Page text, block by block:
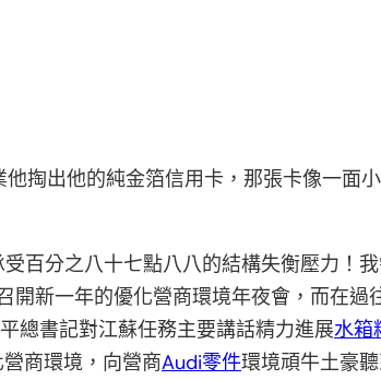
掏出他的純金箔信用卡，那張卡像一面
百分之八十七點八八的結構失衡壓力！
開新一年的優化營商環境年夜會，而在過
總書記對江蘇任務主要講話精力進展水箱
商環境，向營商Audi零件環境頑牛土豪